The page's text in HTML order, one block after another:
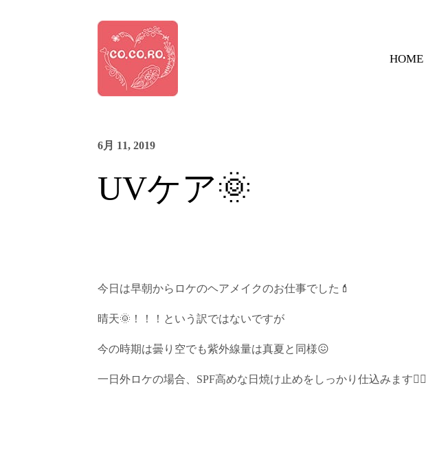
HOME
6月 11, 2019
UVケア🌞
今日は早朝からロケのヘアメイクのお仕事でした 💄
晴天🌞 ！！！という訳ではないですが
今の時期は曇り空でも紫外線量は真夏と同様😖
一日外ロケの場合、 SPF高めな日焼け止めをしっかり仕込みます☝🏻